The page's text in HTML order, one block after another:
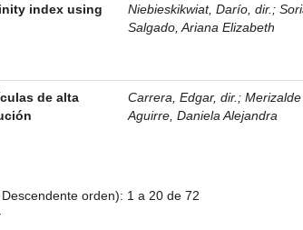
index using
Niebieskikwiat, Darío, dir. ;
Salgado, Ariana Elizabeth
de alta
Carrera, Edgar, dir. ;Merizalde
Aguirre, Daniela Alejandra
orden): 1 a 20 de 72